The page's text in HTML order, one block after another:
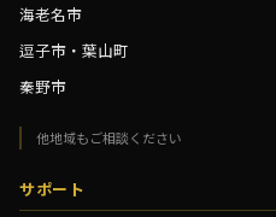
海老名市
逗子市・葉山町
秦野市
他地域もご相談ください
サポート